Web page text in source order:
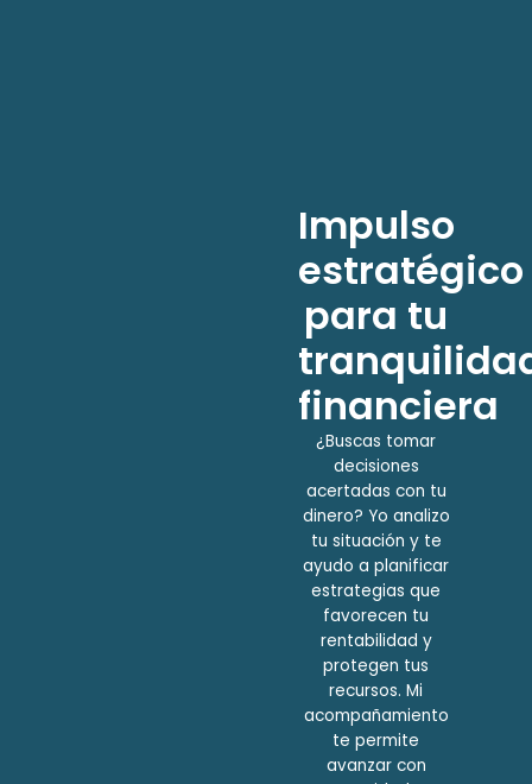
Impulso
estratégico
para tu
financiera
¿Buscas tomar
decisiones
acertadas con tu
dinero? Yo analizo
tu situación y te
ayudo a planificar
estrategias que
favorecen tu
rentabilidad y
protegen tus
recursos. Mi
acompañamiento
te permite
avanzar con